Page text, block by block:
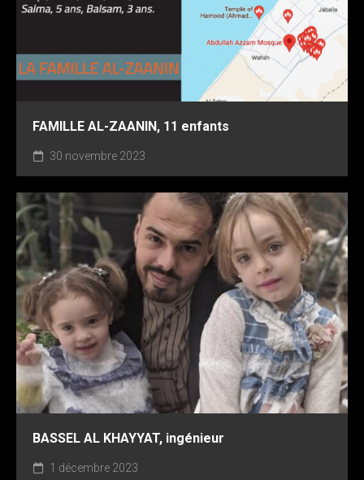
FAMILLE AL-ZAANIN, 11 enfants
30 novembre 2023
BASSEL AL KHAYYAT, ingénieur
1 décembre 2023